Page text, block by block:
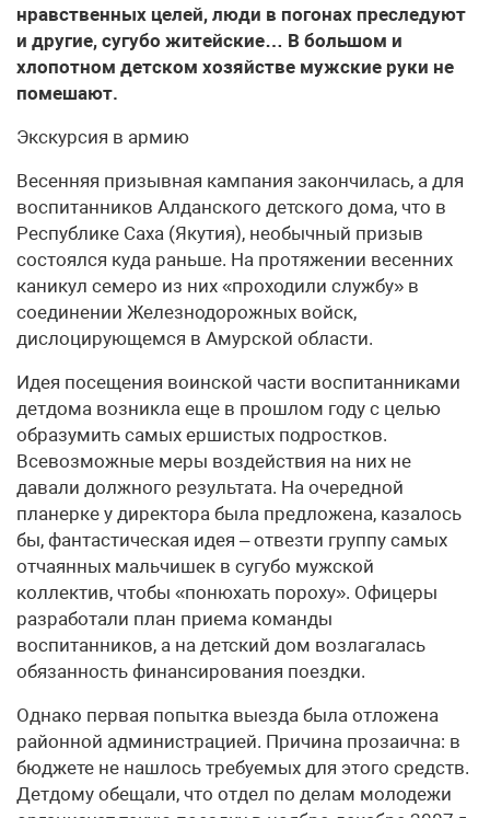
нравственных целей, люди в погонах преследуют
и другие, сугубо житейские… В большом и
хлопотном детском хозяйстве мужские руки не
помешают.
Экскурсия в армию
Весенняя призывная кампания закончилась, а для
воспитанников Алданского детского дома, что в
Республике Саха (Якутия), необычный призыв
состоялся куда раньше. На протяжении весенних
каникул семеро из них «проходили службу» в
соединении Железнодорожных войск,
дислоцирующемся в Амурской области.
Идея посещения воинской части воспитанниками
детдома возникла еще в прошлом году с целью
образумить самых ершистых подростков.
Всевозможные меры воздействия на них не
давали должного результата. На очередной
планерке у директора была предложена, казалось
бы, фантастическая идея – отвезти группу самых
отчаянных мальчишек в сугубо мужской
коллектив, чтобы «понюхать пороху». Офицеры
разработали план приема команды
воспитанников, а на детский дом возлагалась
обязанность финансирования поездки.
Однако первая попытка выезда была отложена
районной администрацией. Причина прозаична: в
бюджете не нашлось требуемых для этого средств.
Детдому обещали, что отдел по делам молодежи